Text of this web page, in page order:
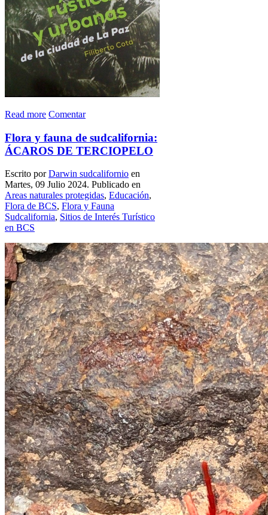
Read more Comentar
Flora y fauna de sudcalifornia:
ÁCAROS DE TERCIOPELO
Escrito porDarwin sudcalifornio en
Martes, 09 Julio 2024. Publicado en
Areas naturales protegidas, Educación,
Flora de BCS, Flora y Fauna
Sudcalifornia, Sitios de Interés Turístico
en BCS